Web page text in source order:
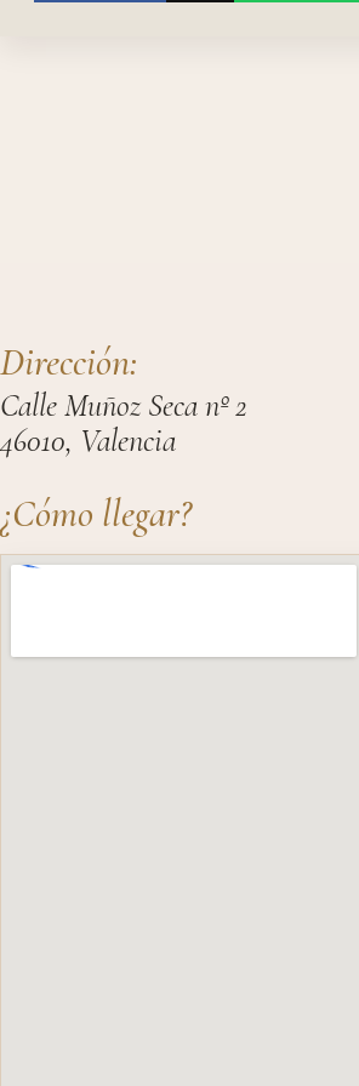
Dirección:
Calle Muñoz Seca nº 2
46010, Valencia
¿Cómo llegar?